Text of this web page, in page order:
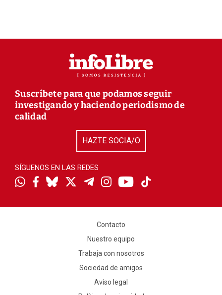
Suscríbete para que podamos seguir
investigando y haciendo periodismo de
calidad
HAZTE SOCIA/O
SÍGUENOS EN LAS REDES
Contacto
Nuestro equipo
Trabaja con nosotros
Sociedad de amigos
Aviso legal